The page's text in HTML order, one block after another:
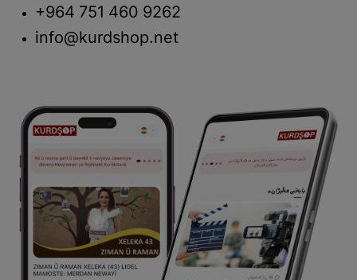
+964 751 460 9262
info@kurdshop.net